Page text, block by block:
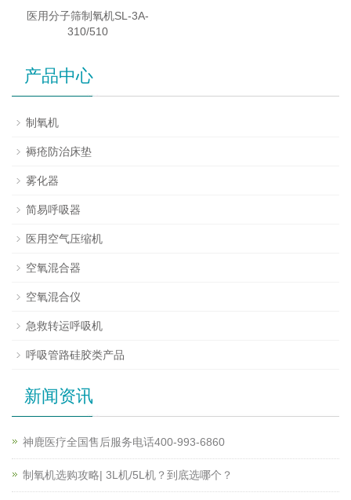
医用分子筛制氧机SL-3A-
310/510
产品中心
制氧机
褥疮防治床垫
雾化器
简易呼吸器
医用空气压缩机
空氧混合器
空氧混合仪
急救转运呼吸机
呼吸管路硅胶类产品
新闻资讯
神鹿医疗全国售后服务电话400-993-6860
制氧机选购攻略| 3L机/5L机？到底选哪个？